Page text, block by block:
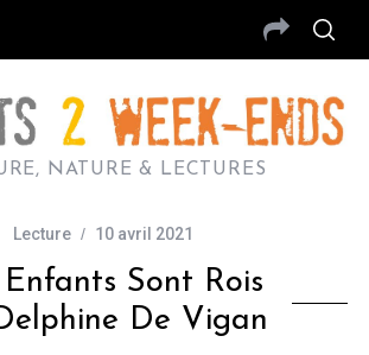
NATURE & LECTURES
Lecture 10 avril 2021
Enfants Sont Rois
De Vigan